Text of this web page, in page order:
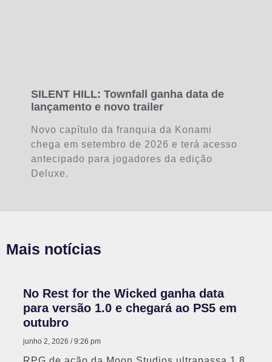
SILENT HILL: Townfall ganha data de
lançamento e novo trailer
Novo capítulo da franquia da Konami
chega em setembro de 2026 e terá acesso
antecipado para jogadores da edição
Deluxe.
Mais notícias
No Rest for the Wicked ganha data
para versão 1.0 e chegará ao PS5 em
outubro
junho 2, 2026 9:26 pm